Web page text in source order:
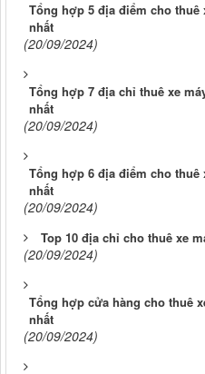
Tổng hợp 5 địa điểm cho
nhất
(20/09/2024)
Tổng hợp 7 địa chỉ thuê xe
nhất
(20/09/2024)
Tổng hợp 6 địa điểm cho
nhất
(20/09/2024)
Top 10 địa chỉ cho thuê xe
(20/09/2024)
Tổng hợp cửa hàng cho thuê
nhất
(20/09/2024)